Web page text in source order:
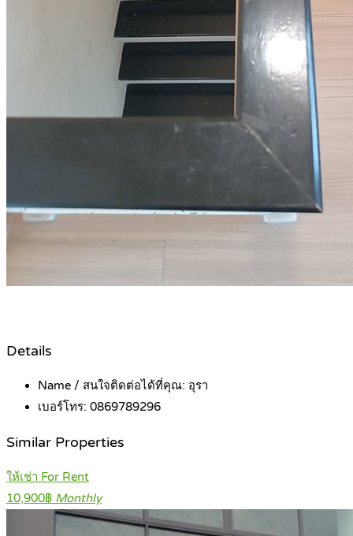
Details
Name / สนใจติดต่อได้ที่คุณ: อุรา
เบอร์โทร: 0869789296
Similar Properties
ให้เช่า For Rent
10,900฿ Monthly